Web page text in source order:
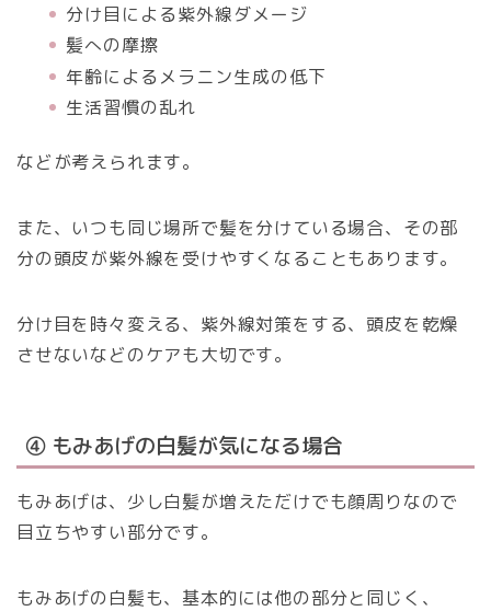
分け目による紫外線ダメージ
髪への摩擦
年齢によるメラニン生成の低下
生活習慣の乱れ
などが考えられます。
また、いつも同じ場所で髪を分けている場合、その部
分の頭皮が紫外線を受けやすくなることもあります。
分け目を時々変える、紫外線対策をする、頭皮を乾燥
させないなどのケアも大切です。
④ もみあげの白髪が気になる場合
もみあげは、少し白髪が増えただけでも顔周りなので
目立ちやすい部分です。
もみあげの白髪も、基本的には他の部分と同じく、